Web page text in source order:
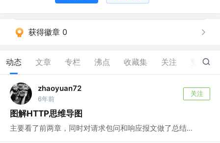
获得徽章 0
动态 文章 专栏 沸点 收藏集 关注 1
zhaoyuan72
6年前
关注
图解HTTP思维导图
主要看了前两章，同时对请求包问和响应报文做了总结...